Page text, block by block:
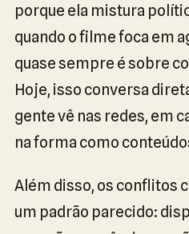
porque ela mistura
quando o filme foca em
quase sempre é sobre
Hoje, isso conversa
gente vê nas redes, em
na forma como
Além disso, os conflitos
um padrão parecido: